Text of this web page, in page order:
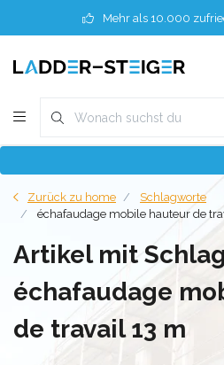
Mehr als 10.000
Zurück zu home
Schlagworte
échafaudage mobile hauteur de
Artikel mit
échafaudage
de travail 13 m